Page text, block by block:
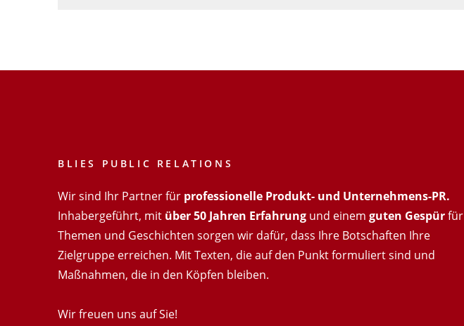
BLIES PUBLIC RELATIONS
Wir sind Ihr Partner für professionelle Produkt- und Unternehmens-PR.
Inhabergeführt, mit über 50 Jahren Erfahrung und einem guten Gespürfür
Themen und Geschichten sorgen wir dafür, dass Ihre Botschaften Ihre
Zielgruppe erreichen. Mit Texten, die auf den Punkt formuliert sind und
Maßnahmen, die in den Köpfen bleiben.
Wir freuen uns auf Sie!